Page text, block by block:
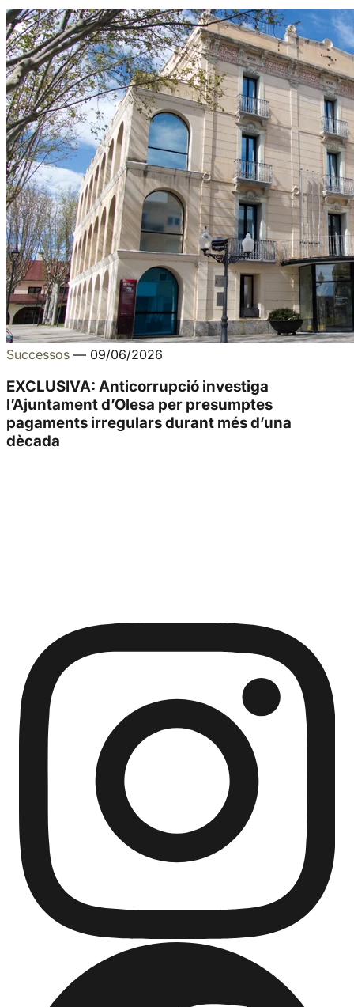
Successos — 09/06/2026
EXCLUSIVA: Anticorrupció investiga
l’Ajuntament d’Olesa per presumptes
pagaments irregulars durant més d’una
dècada